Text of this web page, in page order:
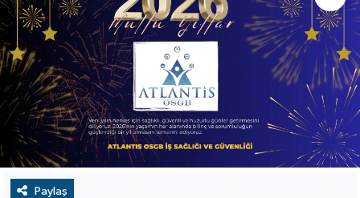
Paylaş